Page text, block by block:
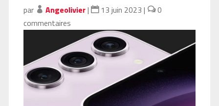
par Angeolivier| 13 juin 2023 |
0
commentaires